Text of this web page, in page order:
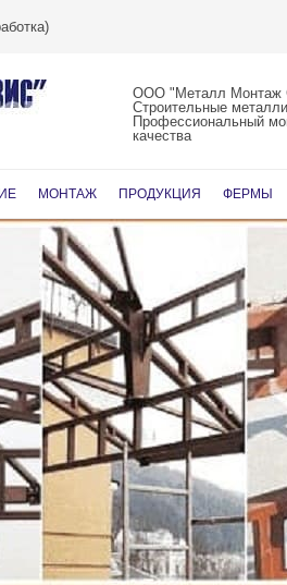
ООО "Металл Монтаж
Строительные
Профессиональный
качества
к
содержимому
МОНТАЖ ПРОДУКЦИЯ ФЕРМЫ